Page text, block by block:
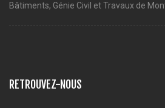
Bâtiments, Génie Civil et Travaux de
RETROUVEZ-NOUS